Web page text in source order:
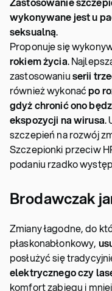
wykonywane jest u
seksualną.
Proponuje się
rokiem życia.
zastosowaniuserii
również wykonaćpo
gdyż chronić ono
ekspozycji na wirusa.
szczepień na rozwój
Szczepionki przeciw
podaniu rzadko
Brodawczak
Zmiany łagodne, do
płaskonabłonkowy,
posłużyć się
elektrycznego czy
komfort zabiegu i